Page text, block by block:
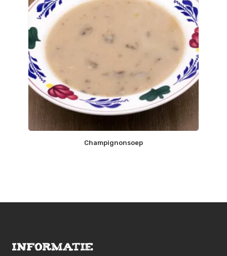
Champignonsoep
Informatie